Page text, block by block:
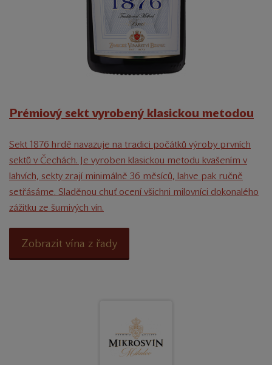
Prémiový sekt vyrobený klasickou metodou
Sekt 1876 hrdě navazuje na tradici počátků výroby prvních
sektů v Čechách. Je vyroben klasickou metodu kvašením v
lahvích, sekty zrají minimálně 36 měsíců, lahve pak ručně
setřásáme. Sladěnou chuť ocení všichni milovníci dokonalého
zážitku ze šumivých vín.
Zobrazit vína z řady